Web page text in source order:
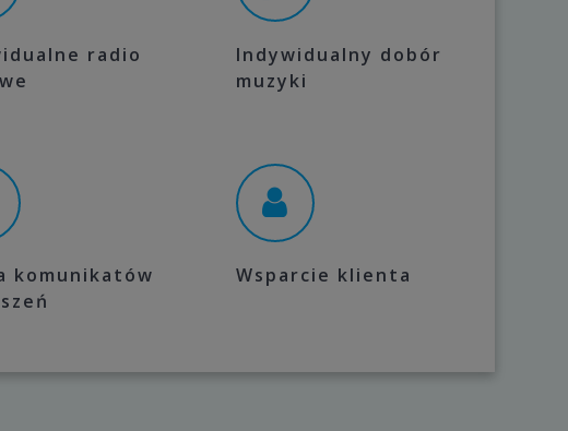
radio
Indywidualny dobór
muzyki
komunikatów
Wsparcie klienta